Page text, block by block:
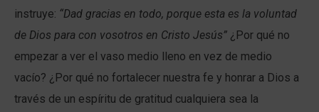
instruye: “Dad gracias en todo, porque esta es la voluntad
de Dios para con vosotros en Cristo Jesús” ¿Por qué no
empezar a ver el vaso medio lleno en vez de medio
vacío? ¿Por qué no fortalecer nuestra fe y honrar a Dios a
través de un espíritu de gratitud cualquiera sea la